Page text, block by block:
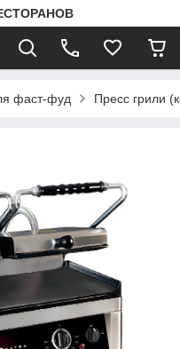
фаст-фуд Пресс грили